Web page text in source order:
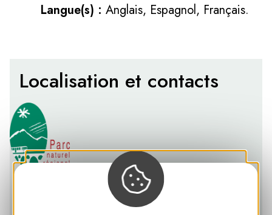
Langue(s) : Anglais, Espagnol, Français.
Localisation et contacts
PNR DES PYRÉNÉES CATALANES